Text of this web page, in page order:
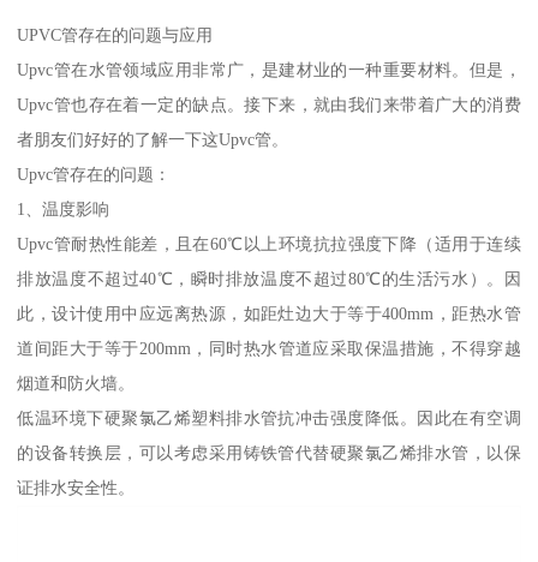
UPVC管存在的问题与应用
Upvc管在水管领域应用非常广，是建材业的一种重要材料。但是，
Upvc管也存在着一定的缺点。接下来，就由我们来带着广大的消费
者朋友们好好的了解一下这Upvc管。
Upvc管存在的问题：
1、温度影响
Upvc管耐热性能差，且在60℃以上环境抗拉强度下降（适用于连续
排放温度不超过40℃，瞬时排放温度不超过80℃的生活污水）。因
此，设计使用中应远离热源，如距灶边大于等于400mm，距热水管
道间距大于等于200mm，同时热水管道应采取保温措施，不得穿越
烟道和防火墙。
低温环境下硬聚氯乙烯塑料排水管抗冲击强度降低。因此在有空调
的设备转换层，可以考虑采用铸铁管代替硬聚氯乙烯排水管，以保
证排水安全性。